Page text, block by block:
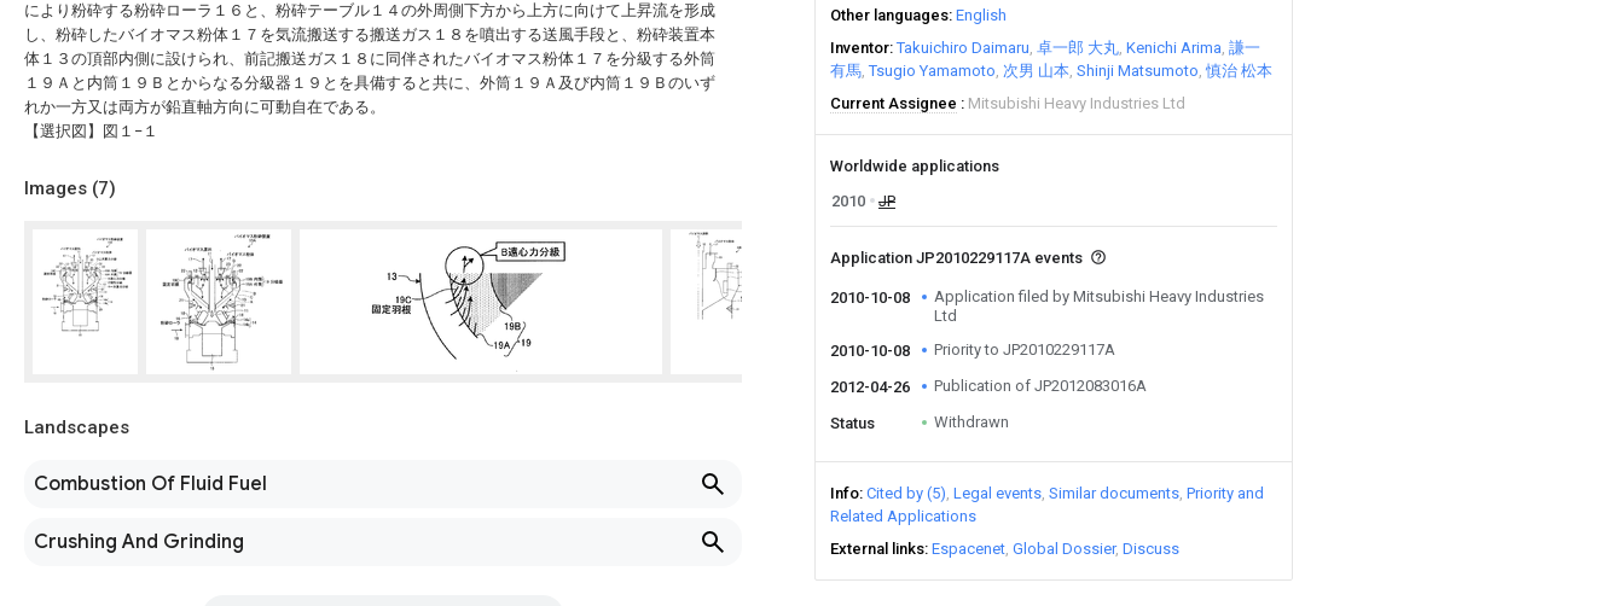
により粉砕する粉砕ローラ１６と、粉砕テーブル１４の外周側下方から上方に向けて上昇流を形成
し、粉砕したバイオマス粉体１７を気流搬送する搬送ガス１８を噴出する送風手段と、粉砕装置本
体１３の頂部内側に設けられ、前記搬送ガス１８に同伴されたバイオマス粉体１７を分級する外筒
１９Ａと内筒１９Ｂとからなる分級器１９とを具備すると共に、外筒１９Ａ及び内筒１９Ｂのいず
れか一方又は両方が鉛直軸方向に可動自在である。
【選択図】図１−１
Images (7)
Landscapes
Combustion Of Fluid Fuel
Crushing And Grinding
Other languages English
Inventor Takuichiro Daimaru 卓一郎 大丸 Kenichi Arima 謙一
有馬 Tsugio Yamamoto 次男 山本 Shinji Matsumoto 慎治 松本
Current Assignee
Mitsubishi Heavy Industries Ltd
Worldwide applications
2010
JP
Application JP2010229117A events
2010-10-08
Application filed by Mitsubishi Heavy Industries
Ltd
2010-10-08
Priority to JP2010229117A
2012-04-26 Publication of JP2012083016A
Status Withdrawn
Info Cited by (5) Legal events Similar documents Priority and
Related Applications
External links Espacenet Global Dossier Discuss